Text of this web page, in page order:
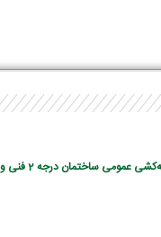
ونه آزمون آزمایشی نقشه‌کشی عمومی ساختمان درجه 2 فنی و